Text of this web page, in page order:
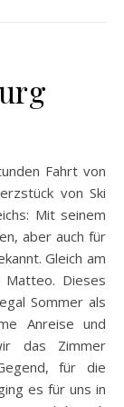
von Ski
Mit seinem
aber auch für
Gleich am
Dieses
Sommer als
Anreise und
das Zimmer
für die
es für uns in